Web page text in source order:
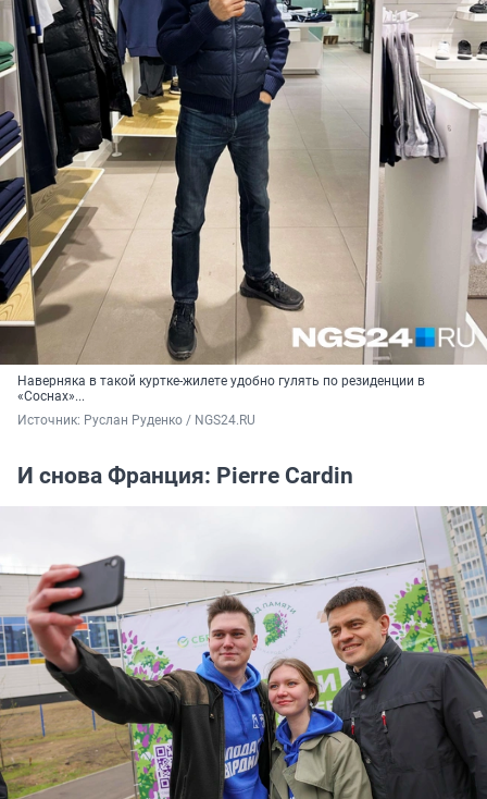
Наверняка в такой куртке-жилете удобно гулять по резиденции в
«Соснах»...
Источник: Руслан Руденко / NGS24.RU
И снова Франция: Pierre Cardin